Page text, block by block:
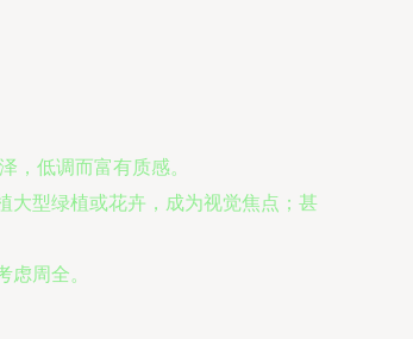
，低调而富有质感。
大型绿植或花卉，成为视觉焦点；甚
周全。